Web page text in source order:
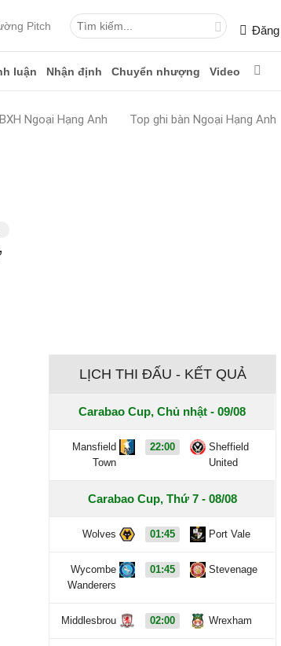
Pitch Đăng
luận Nhận định Chuyển nhượng Video
BXH Ngoại Hạng Anh Top ghi bàn Ngoại Hạng Anh
LỊCH THI ĐẤU - KẾT QUẢ
Carabao Cup, Chủ nhật - 09/08
Mansfield
Town
22:00
Sheffield
United
Carabao Cup, Thứ 7 - 08/08
Wolves 01:45 Port Vale
Wycombe
Wanderers
01:45 Stevenage
Middlesbrou 02:00 Wrexham